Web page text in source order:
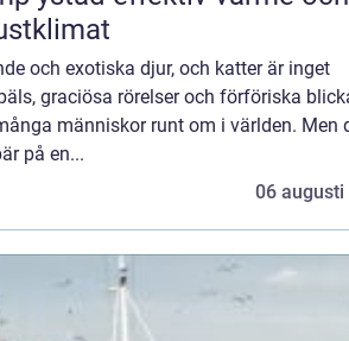
och exotiska djur, och katter är inget
graciösa rörelser och förföriska
människor runt om i världen. Men
på en...
06 augusti